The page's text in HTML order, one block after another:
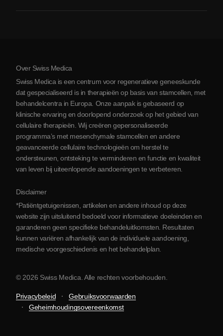
Artritis
Over Servië
Partnerschap
Contact opnemen
Over Swiss Medica
Swiss Medica is een centrum voor regeneratieve geneeskunde
dat gespecialiseerd is in therapieën op basis van stamcellen, met
behandelcentra in Europa. Onze aanpak is gebaseerd op
klinische ervaring en doorlopend onderzoek op het gebied van
cellulaire therapieën. Wij creëren gepersonaliseerde
programma’s met mesenchymale stamcellen en andere
geavanceerde cellulaire technologieën om herstel te
ondersteunen, ontsteking te verminderen en functie en kwaliteit
van leven bij uiteenlopende aandoeningen te verbeteren.
Disclaimer
*Patiëntgetuigenissen, artikelen en andere inhoud op deze
website zijn uitsluitend bedoeld voor informatieve doeleinden en
garanderen geen specifieke behandeluitkomsten. Resultaten
kunnen variëren afhankelijk van de individuele aandoening,
medische voorgeschiedenis en het behandelplan.
© 2026 Swiss Medica. Alle rechten voorbehouden.
Privacybeleid
Gebruiksvoorwaarden
Geheimhoudingsovereenkomst